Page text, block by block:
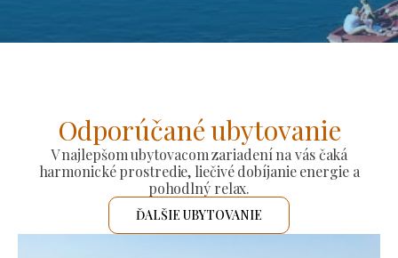
Odporúčané ubytovanie
V najlepšom ubytovacom zariadení na vás čaká
harmonické prostredie, liečivé dobíjanie energie a
pohodlný relax.
ĎALŠIE UBYTOVANIE